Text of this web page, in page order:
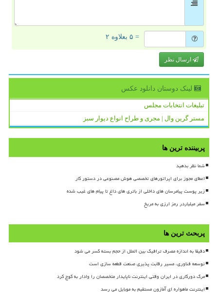
= ۵ بعلاوه ۲
ارسال نظر
لینک دوستان دانلود عكس
تبلیغات انتخابات مجلس
مستر گرین وال | مجری و طراح انواع دیوار سبز
پربیننده ترین ها
شما نظر بدهید
اعطای مجوز برای اپراتورهای تخصصی هوش مصنوعی در دستور کار
زیر پوست پیامرسان های داخلی از باتری های داغ تا پیام های غیب شده
سفر میلیاردر رمز ارزی به مریخ
پربحث ترین ها
دقیقا به اندازه مصرف ترافیک بین الملل از حجم بسته کسر می شود
توسعه فناوری، مسیر رقابت پذیری صنعت قطعه سازی است
مرگ دورکاری در ایران وقتی اینترنت ناپایدار متخصصان را وادار به کوچ کرد
اینترنت ماهواره ای آمازون مستقیم به موبایل می رسد